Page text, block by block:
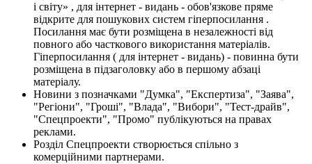
і світу» , для інтернет - видань - обов'язкове пряме
відкрите для пошукових систем гіперпосилання .
Посилання має бути розміщена в незалежності від
повного або часткового використання матеріалів.
Гіперпосилання ( для інтернет - видань) - повинна бути
розміщена в підзаголовку або в першому абзаці
матеріалу.
Новини з позначками "Думка", "Експертиза", "Заява",
"Регіони", "Гроші", "Влада", "Вибори", "Тест-драйв",
"Спецпроекти", "Промо" публікуються на правах
реклами.
Розділ Спецпроекти створюється спільно з
комерційними партнерами.